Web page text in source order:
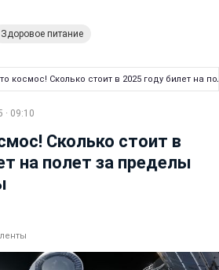
Здоровое питание
космос! Сколько стоит в 2025 году билет на
· 09:10
Сколько стоит в
на полет за пределы